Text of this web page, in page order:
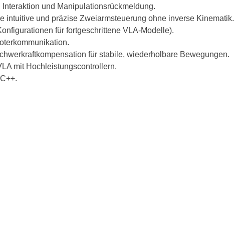
und Manipulationsrückmeldung.
intuitive und präzise Zweiarmsteuerung ohne inverse Kinematik.
für fortgeschrittene VLA-Modelle).
für stabile, wiederholbare Bewegungen.
mit Hochleistungscontrollern.